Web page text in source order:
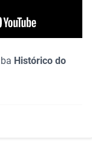
Histórico do